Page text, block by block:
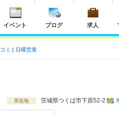
イベント ブログ 求人
ミ 日曜営業
所在地 茨城県つくば市下原52-2